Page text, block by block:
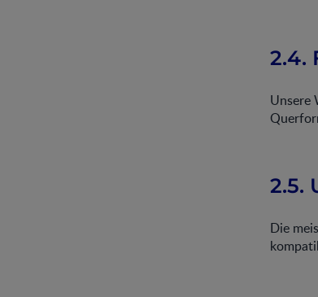
2.4.
Unsere
2.5.
Die